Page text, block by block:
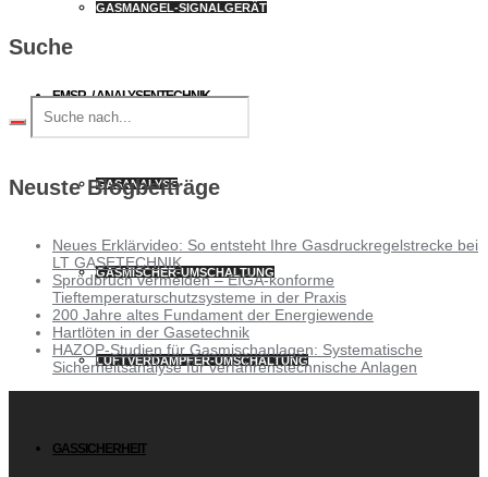
GASMANGEL-SIGNALGERÄT
EMSR- / ANALYSENTECHNIK
GASANALYSE
GASMISCHER-UMSCHALTUNG
LUFTVERDAMPFER-UMSCHALTUNG
GASSICHERHEIT
Suche
Neuste Blogbeiträge
Neues Erklärvideo: So entsteht Ihre Gasdruckregelstrecke bei
LT GASETECHNIK
Sprödbruch vermeiden – EIGA-konforme
Tieftemperaturschutzsysteme in der Praxis
200 Jahre altes Fundament der Energiewende
Hartlöten in der Gasetechnik
HAZOP-Studien für Gasmischanlagen: Systematische
Sicherheitsanalyse für verfahrenstechnische Anlagen